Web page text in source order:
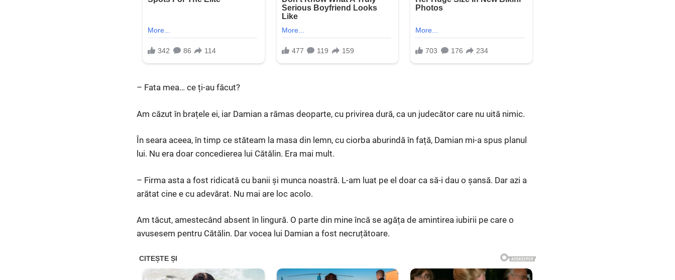
– Fata mea… ce ți-au făcut?
Am căzut în brațele ei, iar Damian a rămas deoparte, cu privirea dură, ca un judecător care nu uită nimic.
În seara aceea, în timp ce stăteam la masa din lemn, cu ciorba aburindă în față, Damian mi-a spus planul
lui. Nu era doar concedierea lui Cătălin. Era mai mult.
– Firma asta a fost ridicată cu banii și munca noastră. L-am luat pe el doar ca să-i dau o șansă. Dar azi a
arătat cine e cu adevărat. Nu mai are loc acolo.
Am tăcut, amestecând absent în lingură. O parte din mine încă se agăța de amintirea iubirii pe care o
avusesem pentru Cătălin. Dar vocea lui Damian a fost necruțătoare.